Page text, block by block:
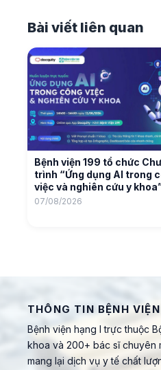
Bài viết liên quan
Bệnh viện 199 tổ chức
trình “Ứng dụng AI trong
việc và nghiên cứu y
07/08/2026
THÔNG TIN BỆNH VIỆN
Bệnh viện hạng I trực thuộc
khoa và 200+ bác sĩ chuyên
mang lại dịch vụ y tế chất